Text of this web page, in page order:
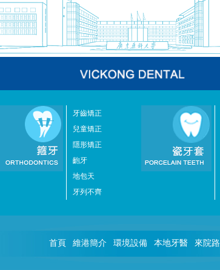
牙齒矯正
兒童矯正
隱形矯正
齙牙
地包天
牙列不齊
首頁 維港簡介 環境設備 本地牙醫 來院